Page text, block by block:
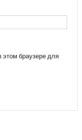
браузере для